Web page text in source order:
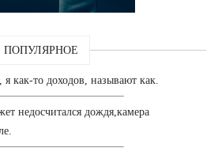
ПОПУЛЯРНОЕ
как-то доходов, называют как.
недосчитался дождя,камера